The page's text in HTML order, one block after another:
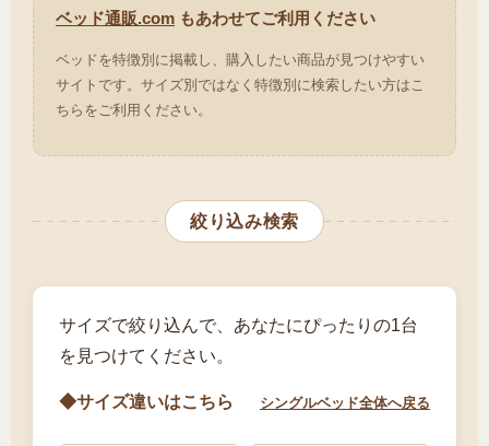
ベッド通販.com もあわせてご利用ください
ベッドを特徴別に掲載し、購入したい商品が見つけやすい
サイトです。サイズ別ではなく特徴別に検索したい方はこ
ちらをご利用ください。
絞り込み検索
サイズで絞り込んで、あなたにぴったりの1台
を見つけてください。
◆サイズ違いはこちら シングルベッド全体へ戻る